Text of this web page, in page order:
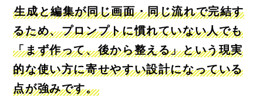
生成と編集が同じ画面・同じ流れで完結す
るため、プロンプトに慣れていない人でも
「まず作って、後から整える」という現実
的な使い方に寄せやすい設計になっている
点が強みです。